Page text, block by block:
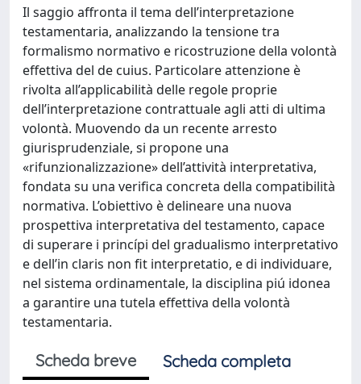
Il saggio affronta il tema dell’interpretazione
testamentaria, analizzando la tensione tra
formalismo normativo e ricostruzione della volontà
effettiva del de cuius. Particolare attenzione è
rivolta all’applicabilità delle regole proprie
dell’interpretazione contrattuale agli atti di ultima
volontà. Muovendo da un recente arresto
giurisprudenziale, si propone una
«rifunzionalizzazione» dell’attività interpretativa,
fondata su una verifica concreta della compatibilità
normativa. L’obiettivo è delineare una nuova
prospettiva interpretativa del testamento, capace
di superare i princípi del gradualismo interpretativo
e dell’in claris non fit interpretatio, e di individuare,
nel sistema ordinamentale, la disciplina piú idonea
a garantire una tutela effettiva della volontà
testamentaria.
Scheda breve
Scheda completa